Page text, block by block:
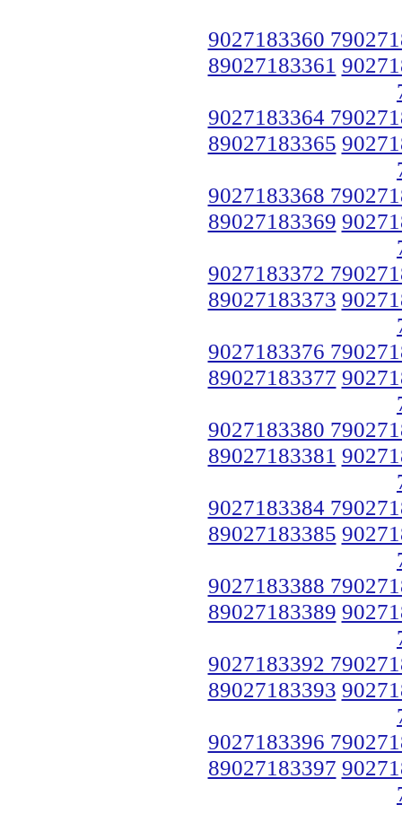
9027183360
89027183361
9027183364
89027183365
9027183368
89027183369
9027183372
89027183373
9027183376
89027183377
9027183380
89027183381
9027183384
89027183385
9027183388
89027183389
9027183392
89027183393
9027183396
89027183397